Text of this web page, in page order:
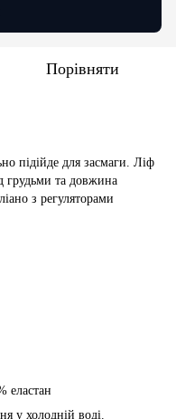
Порівняти
підійде для засмаги. Ліф
грудьми та довжина
з регуляторами
еластан
у холодній воді.